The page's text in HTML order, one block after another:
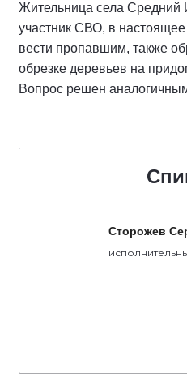
Жительница села
участник СВО, в
вести пропавшим, также
обрезке деревьев на
Вопрос решен
Сторожев